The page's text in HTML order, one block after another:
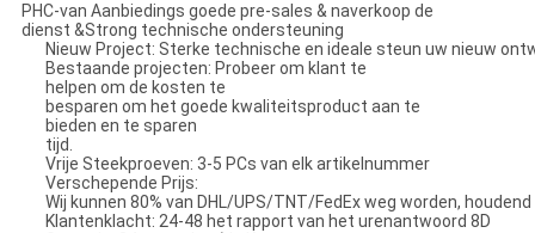
PHC-van Aanbiedings goede pre-sales & naverkoop de
dienst &Strong technische ondersteuning
Nieuw Project: Sterke technische en ideale steun uw nieuw
Bestaande projecten: Probeer om klant te
helpen om de kosten te
besparen om het goede kwaliteitsproduct aan te
bieden en te sparen
tijd.
Vrije Steekproeven: 3-5 PCs van elk artikelnummer
Verschepende Prijs:
Wij kunnen 80% van DHL/UPS/TNT/FedEx weg worden,
Klantenklacht: 24-48 het rapport van het urenantwoord 8D